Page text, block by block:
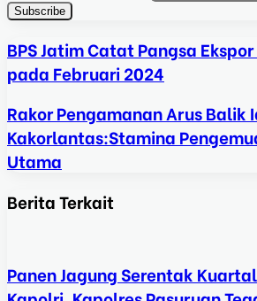
BPS Jatim Catat Pangsa
pada Februari 2024
Rakor Pengamanan Arus Balik
Kakorlantas:Stamina
Utama
Berita Terkait
Panen Jagung Serentak